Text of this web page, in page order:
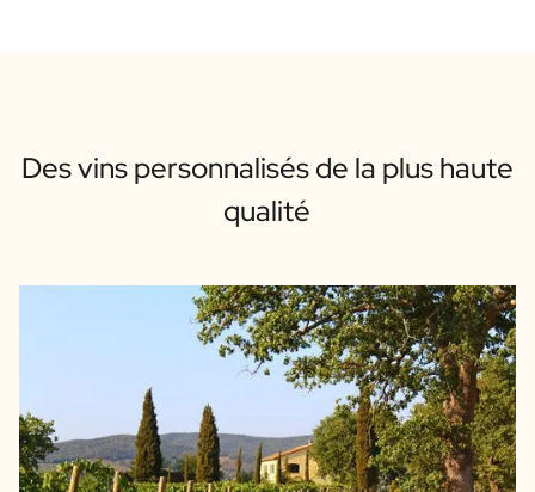
Des vins personnalisés de la plus haute
qualité